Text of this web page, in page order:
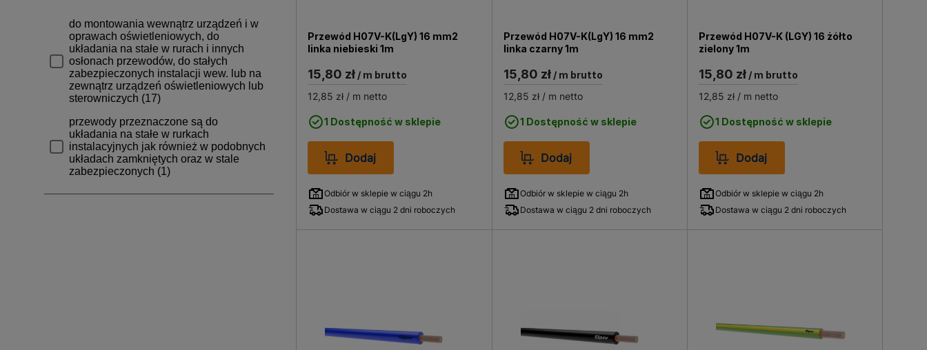
Przewód H07V-K(LgY) 16 mm2
linka niebieski 1m
15,80 zł/ m brutto
12,85 zł/ m netto
1 Dostępność w sklepie
Dodaj
Odbiór w sklepie w ciągu 2h
Dostawa w ciągu 2 dni roboczych
Przewód H07V-K(LgY) 16 mm2
linka czarny 1m
15,80 zł/ m brutto
12,85 zł/ m netto
1 Dostępność w sklepie
Dodaj
Odbiór w sklepie w ciągu 2h
Dostawa w ciągu 2 dni roboczych
Przewód H07V-K (LGY) 16 żółto
zielony 1m
15,80 zł / m brutto
12,85 zł / m netto
1 Dostępność w sklepie
Dodaj
Odbiór w sklepie w ciągu 2h
Dostawa w ciągu 2 dni roboczych